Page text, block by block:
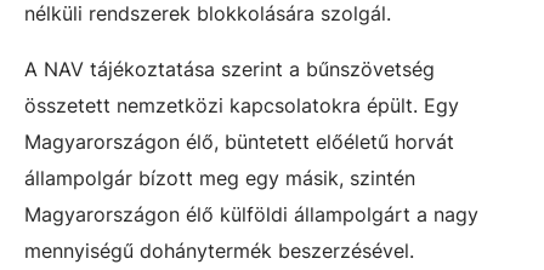
nélküli rendszerek blokkolására szolgál.
A NAV tájékoztatása szerint a bűnszövetség
összetett nemzetközi kapcsolatokra épült. Egy
Magyarországon élő, büntetett előéletű horvát
állampolgár bízott meg egy másik, szintén
Magyarországon élő külföldi állampolgárt a nagy
mennyiségű dohánytermék beszerzésével.